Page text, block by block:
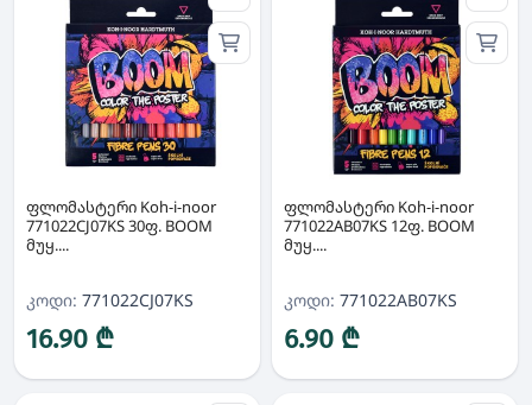
ფლომასტერი Koh-i-noor
771022CJ07KS 30ფ. BOOM
მუყ....
კოდი: 771022CJ07KS
16.90 ₾
ფლომასტერი Koh-i-noor
771022AB07KS 12ფ. BOOM
მუყ....
კოდი: 771022AB07KS
6.90 ₾